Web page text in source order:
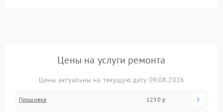
Цены на услуги ремонта
Цены актуальны на текущую дату 09.08.2026
Прошивка 1230 р